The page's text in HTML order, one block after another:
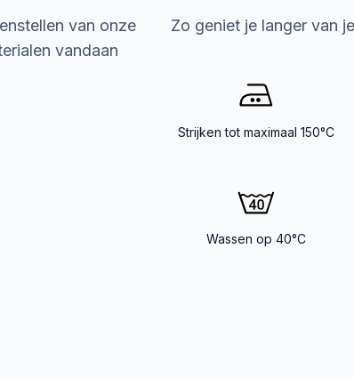
van onze
vandaan
Zo geniet je langer van
Strijken tot maximaal 150°C
Wassen op 40°C